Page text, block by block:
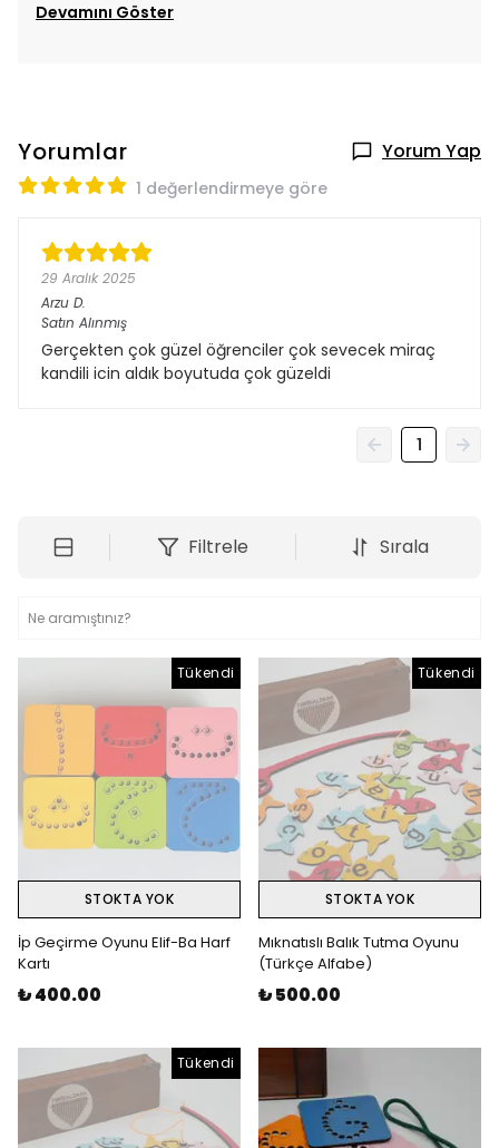
Devamını Göster
Yorumlar Yorum Yap
1 değerlendirmeye göre
29 Aralık 2025
Arzu D.
Satın Alınmış
Gerçekten çok güzel öğrenciler çok sevecek miraç
kandili icin aldık boyutuda çok güzeldi
1
Filtrele Sırala
Tükendi
STOKTA YOK
İp Geçirme Oyunu Elif-Ba Harf
Kartı
₺ 400.00
Tükendi
STOKTA YOK
Mıknatıslı Balık Tutma Oyunu
(Türkçe Alfabe)
₺ 500.00
Tükendi